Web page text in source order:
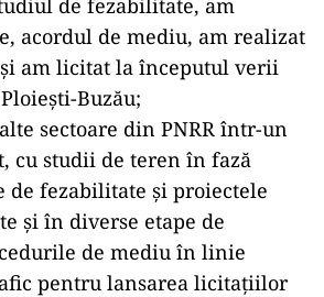
de fezabilitate, am
acordul de mediu, am realizat
am licitat la începutul verii
Buzău;
sectoare din PNRR într-un
cu studii de teren în fază
de fezabilitate și proiectele
și în diverse etape de
de mediu în linie
pentru lansarea licitațiilor